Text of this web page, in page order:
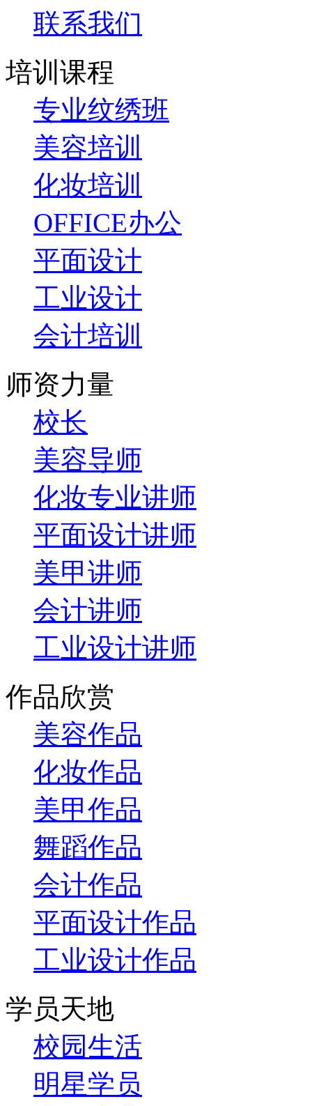
联系我们
培训课程
专业纹绣班
美容培训
化妆培训
OFFICE办公
平面设计
工业设计
会计培训
师资力量
校长
美容导师
化妆专业讲师
平面设计讲师
美甲讲师
会计讲师
工业设计讲师
作品欣赏
美容作品
化妆作品
美甲作品
舞蹈作品
会计作品
平面设计作品
工业设计作品
学员天地
校园生活
明星学员